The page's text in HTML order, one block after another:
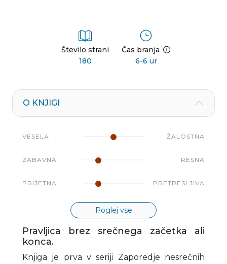
Število strani
180
Čas branja
6-6 ur
O KNJIGI
VESELA ŽALOSTNA
ZABAVNA RESNA
PRIJETNA PRETRESLJIVA
Poglej vse
Pravljica brez srečnega začetka ali
konca.
Knjiga je prva v seriji Zaporedje nesrečnih